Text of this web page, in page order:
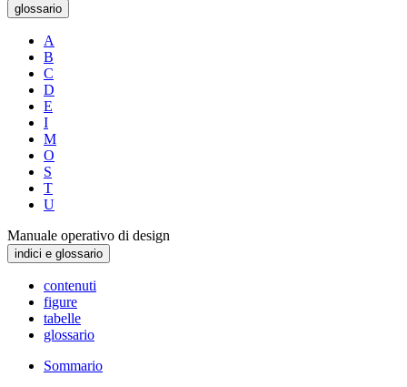
glossario
A
B
C
D
E
I
M
O
S
T
U
Manuale operativo di design
indici e glossario
contenuti
figure
tabelle
glossario
Sommario